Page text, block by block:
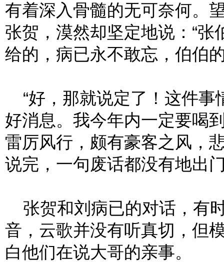
有着深入骨髓的无可奈何。
张贺，漠然却坚定地说：“
给的，病已永不敢忘，伯伯
“好，那就说定了！这件事
好消息。我今年内一定要喝
雷厉风行，颇有豪客之风，
说完，一句废话都没有地出
张贺和刘病已的对话，有
音，云歌并没有听真切，但
白他们在说大哥的亲事。